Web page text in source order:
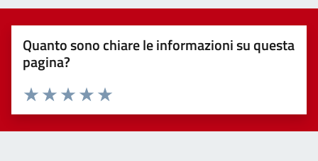
Quanto sono chiare le informazioni su questa
pagina?
Valuta 5 stelle su 5
Valuta 4 stelle su 5
Valuta 3 stelle su 5
Valuta 2 stelle su 5
Valuta 1 stelle su 5